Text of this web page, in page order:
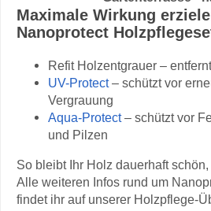
Maximale Wirkung
Nanoprotect
Refit Holzentgrauer –
UV-Protect– schützt vor
Vergrauung
Aqua-Protect– schützt vor
und Pilzen
So bleibt Ihr Holz dauerhaft
Alle weiteren Infos rund um
findet ihr auf unserer Holzpflege-